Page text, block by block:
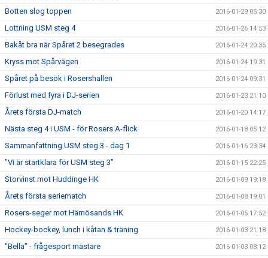
Botten slog toppen 2016-01-29 05:30
Lottning USM steg 4 2016-01-26 14:53
Bakåt bra när Spåret 2 besegrades 2016-01-24 20:35
Kryss mot Spårvägen 2016-01-24 19:31
Spåret på besök i Rosershallen 2016-01-24 09:31
Förlust med fyra i DJ-serien 2016-01-23 21:10
Årets första DJ-match 2016-01-20 14:17
Nästa steg 4 i USM - för Rosers A-flick 2016-01-18 05:12
Sammanfattning USM steg 3 - dag 1 2016-01-16 23:34
"Vi är startklara för USM steg 3" 2016-01-15 22:25
Storvinst mot Huddinge HK 2016-01-09 19:18
Årets första seriematch 2016-01-08 19:01
Rosers-seger mot Härnösands HK 2016-01-05 17:52
Hockey-bockey, lunch i kåtan & träning 2016-01-03 21:18
"Bella" - frågesport mästare 2016-01-03 08:12